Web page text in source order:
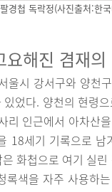
경첩 독락정(사진출처:한
해진 겸재의
울시 강서구와 양천
었다. 양천의 현령
리 인근에서 아차산
18세기 기록으로
화첩으로 여기 실
색을 자주 사용하